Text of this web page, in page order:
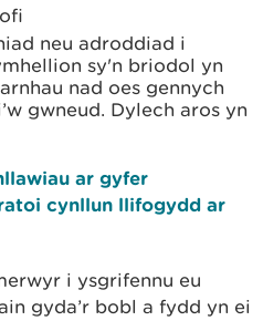
neu adroddiad i
sy'n briodol yn
nad oes gennych
gwneud. Dylech aros yn
ar gyfer
cynllun llifogydd ar
i ysgrifennu eu
gyda’r bobl a fydd yn ei